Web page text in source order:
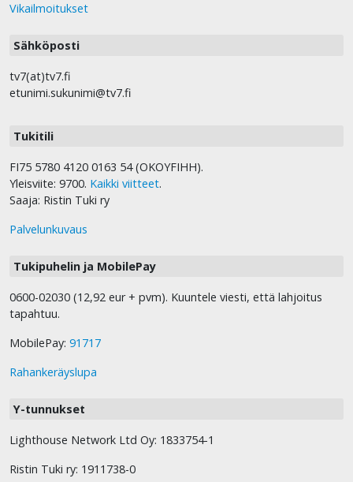
Vikailmoitukset
Sähköposti
tv7(at)tv7.fi
etunimi.sukunimi@tv7.fi
Tukitili
FI75 5780 4120 0163 54 (OKOYFIHH).
Yleisviite: 9700. Kaikki viitteet.
Saaja: Ristin Tuki ry
Palvelunkuvaus
Tukipuhelin ja MobilePay
0600-02030 (12,92 eur + pvm). Kuuntele viesti, että lahjoitus
tapahtuu.
MobilePay: 91717
Rahankeräyslupa
Y-tunnukset
Lighthouse Network Ltd Oy: 1833754-1
Ristin Tuki ry: 1911738-0